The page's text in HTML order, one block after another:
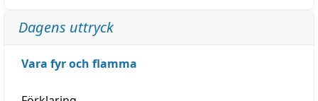
Dagens uttryck
Vara fyr och flamma